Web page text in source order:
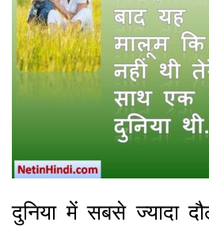
दुनिया में सबसे ज्यादा